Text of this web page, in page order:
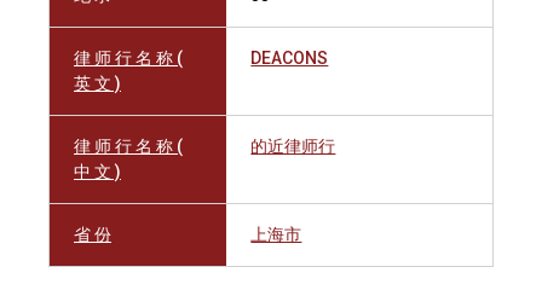
律 师 行 名 称 (
英 文 )
DEACONS
律 师 行 名 称 (
中 文 )
的近律师行
省 份 上海市